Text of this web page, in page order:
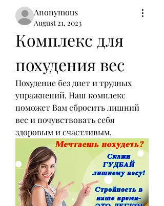
Anonymous
August 21, 2023
Комплекс для
похудения вес
Похудение без диет и трудных
упражнений. Наш комплекс
поможет Вам сбросить лишний
вес и почувствовать себя
здоровым и счастливым.